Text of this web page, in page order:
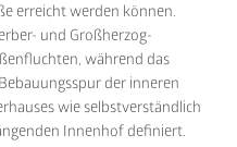
erreicht werden können.
und Großherzog-
während das
der inneren
wie selbstverständlich
Innenhof definiert.